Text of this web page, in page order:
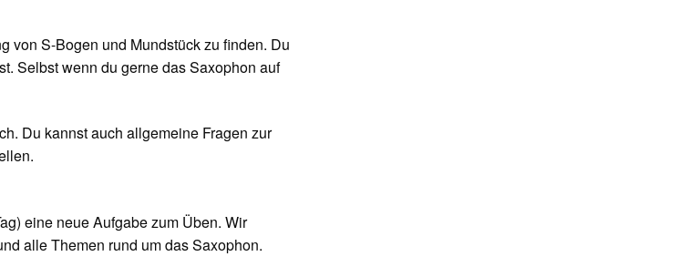
von S-Bogen und Mundstück zu finden. Du
Selbst wenn du gerne das Saxophon auf
Du kannst auch allgemeine Fragen zur
eine neue Aufgabe zum Üben. Wir
alle Themen rund um das Saxophon.